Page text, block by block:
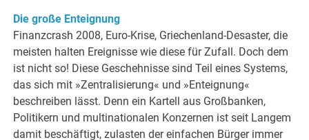
Die große Enteignung
Finanzcrash 2008, Euro-Krise, Griechenland-Desaster, die
meisten halten Ereignisse wie diese für Zufall. Doch dem
ist nicht so! Diese Geschehnisse sind Teil eines Systems,
das sich mit »Zentralisierung« und »Enteignung«
beschreiben lässt. Denn ein Kartell aus Großbanken,
Politikern und multinationalen Konzernen ist seit Langem
damit beschäftigt, zulasten der einfachen Bürger immer